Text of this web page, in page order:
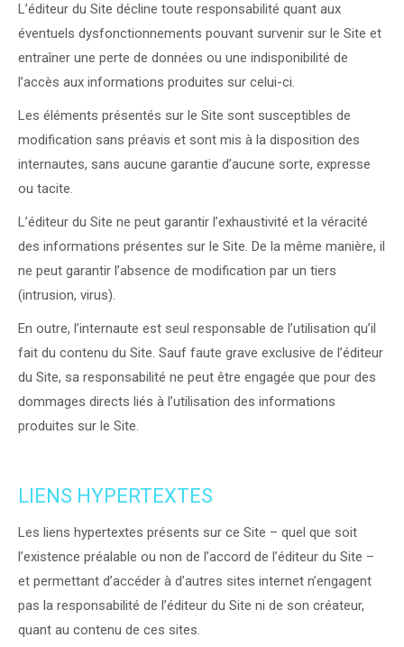
L’éditeur du Site décline toute responsabilité quant aux
éventuels dysfonctionnements pouvant survenir sur le Site et
entraîner une perte de données ou une indisponibilité de
l’accès aux informations produites sur celui-ci.
Les éléments présentés sur le Site sont susceptibles de
modification sans préavis et sont mis à la disposition des
internautes, sans aucune garantie d’aucune sorte, expresse
ou tacite.
L’éditeur du Site ne peut garantir l’exhaustivité et la véracité
des informations présentes sur le Site. De la même manière, il
ne peut garantir l’absence de modification par un tiers
(intrusion, virus).
En outre, l’internaute est seul responsable de l’utilisation qu’il
fait du contenu du Site. Sauf faute grave exclusive de l’éditeur
du Site, sa responsabilité ne peut être engagée que pour des
dommages directs liés à l’utilisation des informations
produites sur le Site.
LIENS HYPERTEXTES
Les liens hypertextes présents sur ce Site – quel que soit
l’existence préalable ou non de l’accord de l’éditeur du Site –
et permettant d’accéder à d’autres sites internet n’engagent
pas la responsabilité de l’éditeur du Site ni de son créateur,
quant au contenu de ces sites.